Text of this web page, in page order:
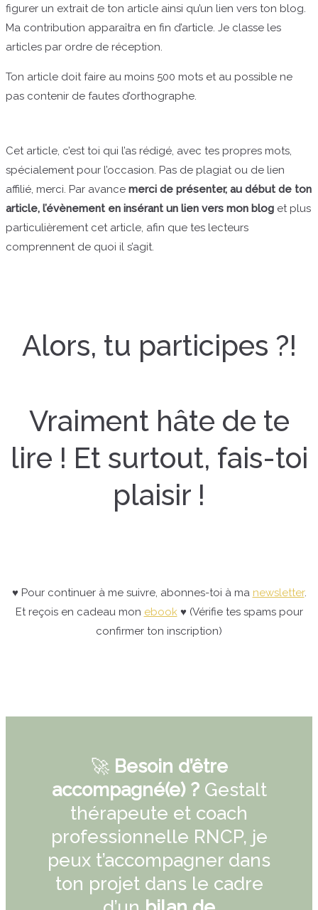
figurer un extrait de ton article ainsi qu’un lien vers ton blog.
Ma contribution apparaîtra en fin d’article. Je classe les
articles par ordre de réception.
Ton article doit faire au moins 500 mots et au possible ne
pas contenir de fautes d’orthographe.
Cet article, c’est toi qui l’as rédigé, avec tes propres mots,
spécialement pour l’occasion. Pas de plagiat ou de lien
affilié, merci. Par avance merci de présenter, au début de ton
article, l’évènement en insérant un lien vers mon blog et plus
particulièrement cet article, afin que tes lecteurs
comprennent de quoi il s’agit.
Alors, tu participes ?!
Vraiment hâte de te
lire ! Et surtout, fais-toi
plaisir !
♥ Pour continuer à me suivre, abonnes-toi à ma newsletter.
Et reçois en cadeau mon ebook♥ (Vérifie tes spams pour
confirmer ton inscription)
🚀 Besoin d’être
accompagné(e) ?Gestalt
thérapeute et coach
professionnelle RNCP, je
peux t’accompagner dans
ton projet dans le cadre